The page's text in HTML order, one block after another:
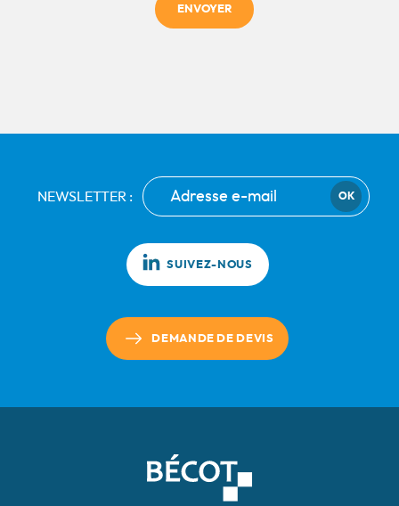
ENVOYER
NEWSLETTER : OK
SUIVEZ-NOUS
DEMANDE DE DEVIS